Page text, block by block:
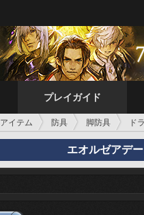
プレイガイド
アイテム 防具 脚防具 ド
エオルゼアデ